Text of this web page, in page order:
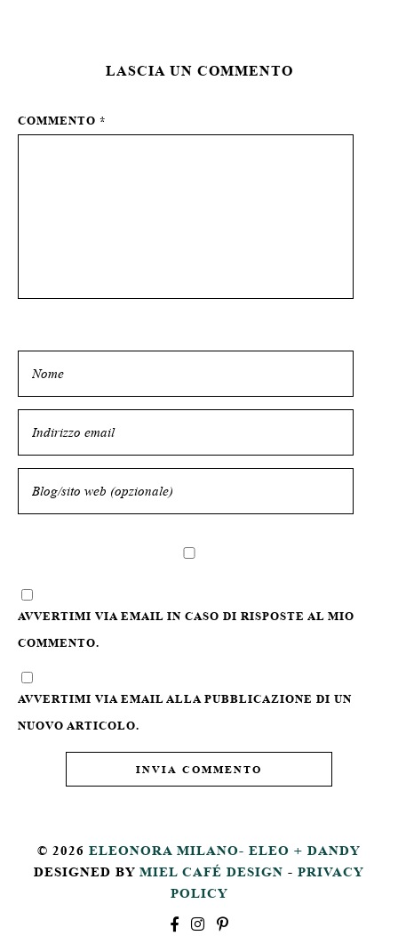
LASCIA UN COMMENTO
COMMENTO *
AVVERTIMI VIA EMAIL IN CASO DI RISPOSTE AL MIO
COMMENTO.
AVVERTIMI VIA EMAIL ALLA PUBBLICAZIONE DI UN
NUOVO ARTICOLO.
© 2026 ELEONORA MILANO- ELEO + DANDY
DESIGNED BY MIEL CAFÉ DESIGN - PRIVACY
POLICY